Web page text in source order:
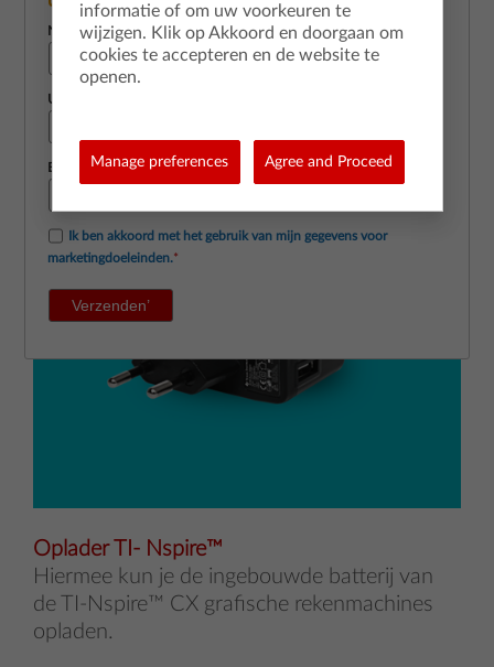
Oplader TI- Nspire™
Hiermee kun je de ingebouwde batterij van
de TI-Nspire™ CX grafische rekenmachines
opladen.
informatie of om uw voorkeuren te
wijzigen. Klik op Akkoord en doorgaan om
cookies te accepteren en de website te
openen.
Manage preferences Agree and Proceed
Naam*
Uw e-mailadres
Bevestig uw e-mailadres*
Ik ben akkoord met het gebruik van mijn gegevens voor
marketingdoeleinden.*